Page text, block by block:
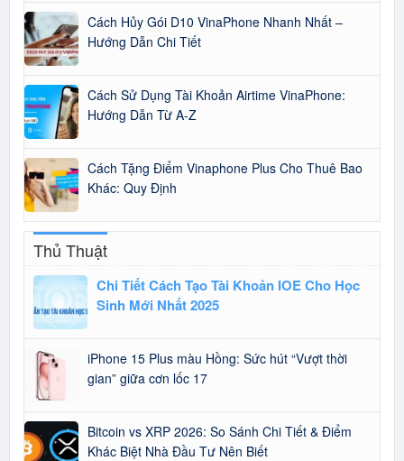
Cách Hủy Gói D10 VinaPhone Nhanh Nhất –
Hướng Dẫn Chi Tiết
Cách Sử Dụng Tài Khoản Airtime VinaPhone:
Hướng Dẫn Từ A-Z
Cách Tặng Điểm Vinaphone Plus Cho Thuê Bao
Khác: Quy Định
Thủ Thuật
Chi Tiết Cách Tạo Tài Khoản IOE Cho Học
Sinh Mới Nhất 2025
iPhone 15 Plus màu Hồng: Sức hút “Vượt thời
gian” giữa cơn lốc 17
Bitcoin vs XRP 2026: So Sánh Chi Tiết & Điểm
Khác Biệt Nhà Đầu Tư Nên Biết